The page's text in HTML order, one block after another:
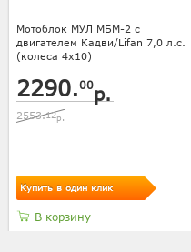
Мотоблок МУЛ МБМ-2 с
двигателем Кадви/Lifan 7,0 л.с.
(колеса 4х10)
2290.00р.
2553.12р.
Купить в один клик
В корзину